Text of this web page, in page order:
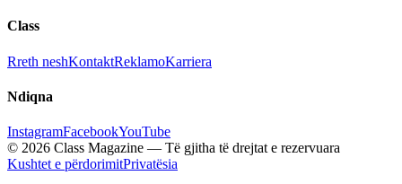
Class
Rreth neshKontaktReklamoKarriera
Ndiqna
InstagramFacebookYouTube
© 2026 Class Magazine — Të gjitha të drejtat e rezervuara
Kushtet e përdorimitPrivatësia